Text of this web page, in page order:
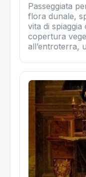
Passeggiata
flora dunale,
vita di
copertura
all’entroterra,